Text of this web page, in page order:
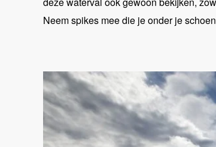
Neem spikes mee die je onder je